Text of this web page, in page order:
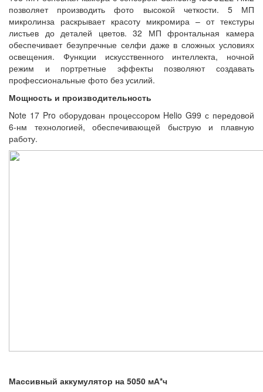
позволяет производить фото высокой четкости. 5 МП
микролинза раскрывает красоту микромира – от текстуры
листьев до деталей цветов. 32 МП фронтальная камера
обеспечивает безупречные селфи даже в сложных условиях
освещения. Функции искусственного интеллекта, ночной
режим и портретные эффекты позволяют создавать
профессиональные фото без усилий.
Мощность и производительность
Note 17 Pro оборудован процессором Helio G99 с передовой
6-нм технологией, обеспечивающей быструю и плавную
работу.
Массивный аккумулятор на 5050 мА*ч